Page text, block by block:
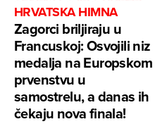
HRVATSKA HIMNA
Zagorci briljiraju u
Francuskoj: Osvojili niz
medalja na Europskom
prvenstvu u
samostrelu, a danas ih
čekaju nova finala!